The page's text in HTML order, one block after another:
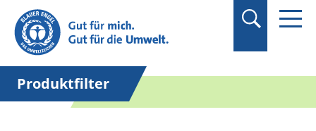
Suchbegriff in
Anführungszeichen
setzen.
Produktfilter